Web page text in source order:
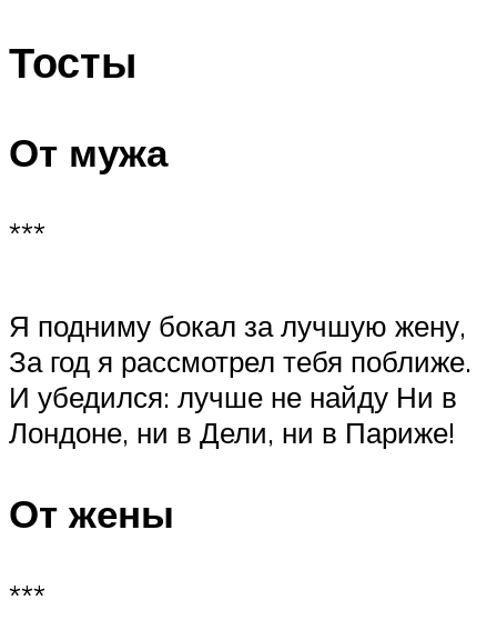
Тосты
От мужа
***
Я подниму бокал за лучшую жену,
За год я рассмотрел тебя поближе.
И убедился: лучше не найду Ни в
Лондоне, ни в Дели, ни в Париже!
От жены
***